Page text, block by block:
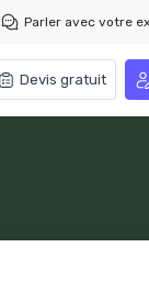
Parler avec votre
Devis gratuit